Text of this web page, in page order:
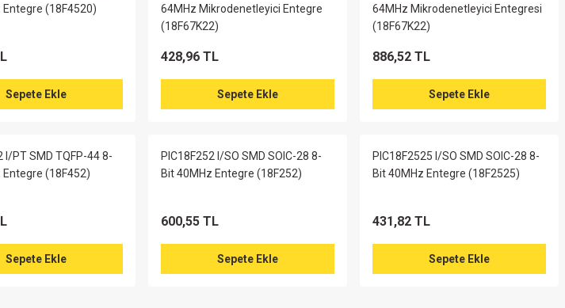
Entegre (18F4520)
Sepete Ekle
64MHz Mikrodenetleyici Entegre
(18F67K22)
428,96 TL
Sepete Ekle
64MHz Mikrodenetleyici Entegresi
(18F67K22)
886,52 TL
Sepete Ekle
I/PT SMD TQFP-44 8-
Entegre (18F452)
Sepete Ekle
PIC18F252 I/SO SMD SOIC-28 8-
Bit 40MHz Entegre (18F252)
600,55 TL
Sepete Ekle
PIC18F2525 I/SO SMD SOIC-28 8-
Bit 40MHz Entegre (18F2525)
431,82 TL
Sepete Ekle